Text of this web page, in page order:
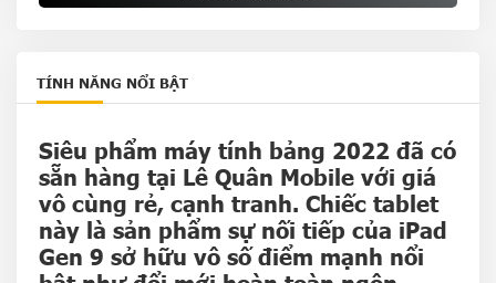
TÍNH NĂNG NỔI BẬT
Siêu phẩm máy tính bảng 2022 đã có
sẵn hàng tại Lê Quân Mobile với giá
vô cùng rẻ, cạnh tranh. Chiếc tablet
này là sản phẩm sự nối tiếp của iPad
Gen 9 sở hữu vô số điểm mạnh nổi
lượng
28.6 Wh (7587mAh)